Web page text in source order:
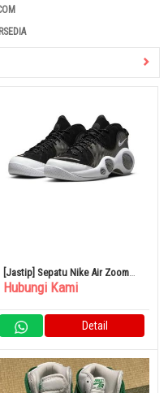
[Jastip] Sepatu Nike Air Zoom
Flight 95
Hubungi Kami
Detail